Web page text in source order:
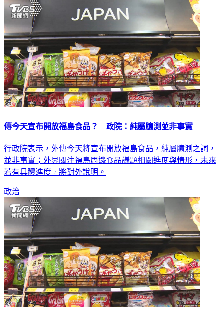
傳今天宣布開放福島食品？ 政院：純屬臆測並非事實
行政院表示，外傳今天將宣布開放福島食品，純屬臆測之詞，
並非事實；外界關注福島周邊食品議題相關進度與情形，未來
若有具體進度，將對外說明。
政治